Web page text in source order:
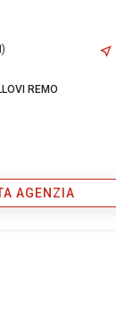
REMO
AGENZIA